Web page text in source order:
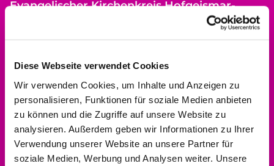
Diese Webseite verwendet Cookies
Wir verwenden Cookies, um Inhalte und Anzeigen zu
personalisieren, Funktionen für soziale Medien anbieten
zu können und die Zugriffe auf unsere Website zu
analysieren. Außerdem geben wir Informationen zu Ihrer
Verwendung unserer Website an unsere Partner für
soziale Medien, Werbung und Analysen weiter. Unsere
Evangelischer Kirchenkreis Hofgeismar-
34369 Hofgeismar
Bitte akzeptieren Sie Marketing-Cookies,
um diese Karte anzuzeigen.